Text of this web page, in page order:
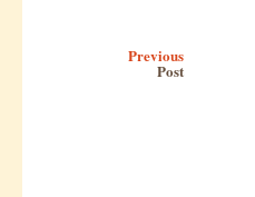
Previous
Post